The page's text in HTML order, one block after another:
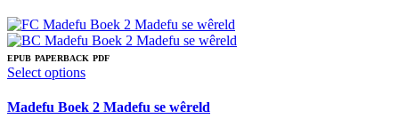
EPUB PAPERBACK PDF
Select optionsThis
has
Madefu Boek 2 Madefu se wêreld